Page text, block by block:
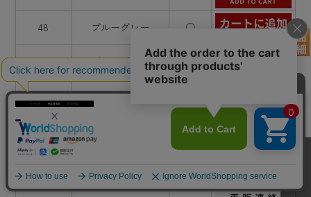
48 ブルーグレー ○
50 ブルーグレー ○
52 ブルーグレー
54 ブルーグレー ○